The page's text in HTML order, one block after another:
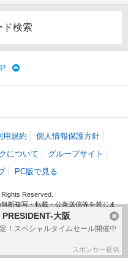
大阪
！スペシャルタイムセール開催中
スポンサー提供
ド検索
用規約
個人情報保護方針
について
グループサイト
PC版で見る
Reserved.
断複写・転載・公衆送信等を禁じま